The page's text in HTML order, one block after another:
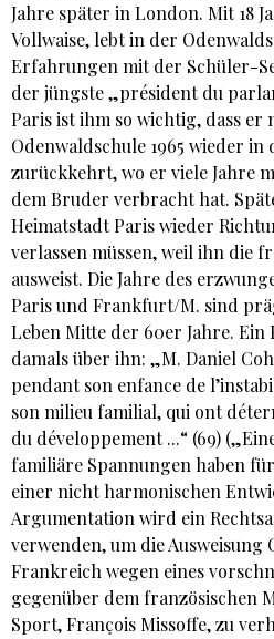
Jahre später in London. Mit 18
Vollwaise, lebt in der
Erfahrungen mit der Schüler-
der jüngste „président du
Paris ist ihm so wichtig, dass er
Odenwaldschule 1965 wieder in
zurückkehrt, wo er viele Jahre
dem Bruder verbracht hat.
Heimatstadt Paris wieder
verlassen müssen, weil ihn die
ausweist. Die Jahre des
Paris und Frankfurt/M. sind
Leben Mitte der 60er Jahre. Ein
damals über ihn: „M. Daniel
pendant son enfance de
son milieu familial, qui ont
du développement ...“ (69)
familiäre Spannungen haben
einer nicht harmonischen
Argumentation wird ein
verwenden, um die Ausweisung
Frankreich wegen eines
gegenüber dem französischen
Sport, François Missoffe, zu